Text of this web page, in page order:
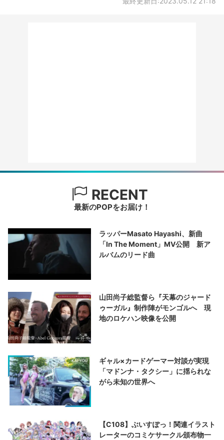
RECENT
最新のPOPをお届け！
ラッパーMasato Hayashi、新曲
「In The Moment」MV公開 新ア
ルバムのリード曲
山田尚子総監督ら『天幕のジャード
ゥーガル』制作陣がモンゴルへ 現
地のロケハン映像を公開
ギャル×カードゲーマー対談が実現
「マドンナ・タクシー」に揺られな
がら未知の世界へ
【C108】ぶいすぽっ！関連イラスト
レーターのコミケサークル頒布物一